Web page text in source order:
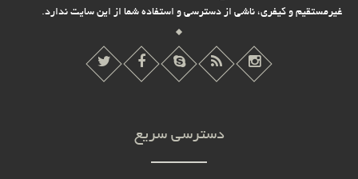
غیرمستقیم و کیفرى، ناشى از دسترسى و استفاده شما از این سایت ندارد.
دسترسی سریع